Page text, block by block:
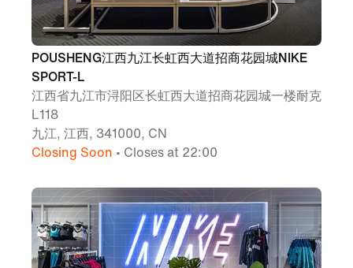
POUSHENG江西九江长虹西大道招商花园城NIKE
SPORT-L
江西省九江市浔阳区长虹西大道招商花园城一楼耐克
L118
九江, 江西, 341000, CN
Closing Soon • Closes at 22:00